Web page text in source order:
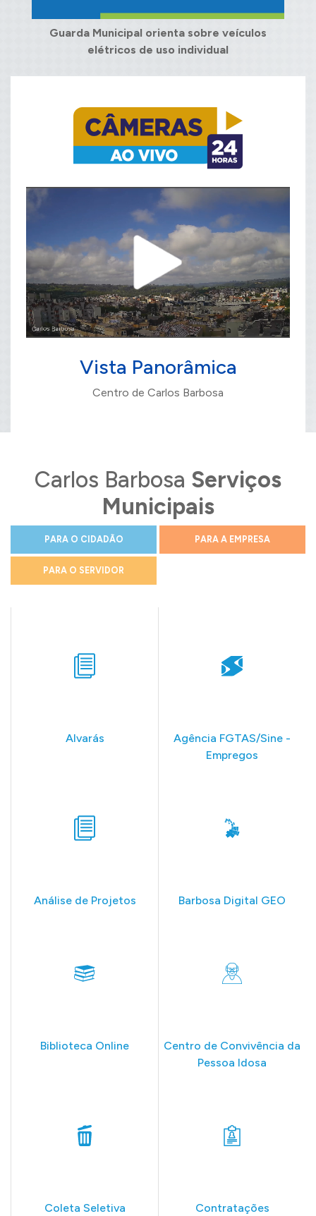
Guarda Municipal orienta sobre veículos
elétricos de uso individual
Vista Panorâmica
Centro de Carlos Barbosa
Carlos Barbosa Serviços
Municipais
PARA O CIDADÃO PARA A EMPRESA
PARA O SERVIDOR
Alvarás
Agência FGTAS/Sine -
Empregos
Análise de Projetos Barbosa Digital GEO
Biblioteca Online
Centro de Convivência da
Pessoa Idosa
Coleta Seletiva
Contratações